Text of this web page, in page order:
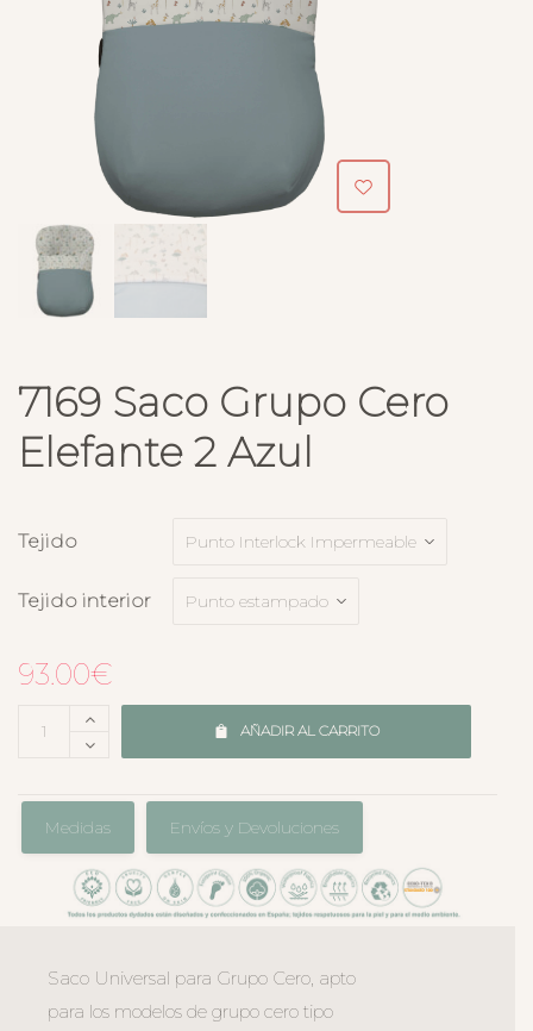
7169 Saco Grupo Cero
Elefante 2 Azul
Tejido
Tejido interior
93.00€
AÑADIR AL CARRITO
Medidas Envíos y Devoluciones
Saco Universal para Grupo Cero, apto
para los modelos de grupo cero tipo